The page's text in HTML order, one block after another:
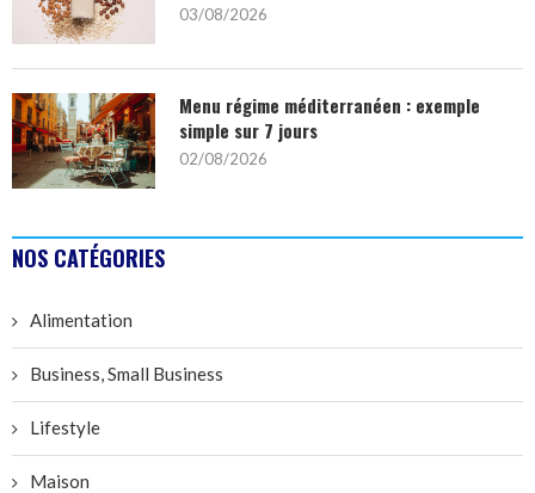
03/08/2026
Menu régime méditerranéen : exemple
simple sur 7 jours
02/08/2026
NOS CATÉGORIES
Alimentation
Business, Small Business
Lifestyle
Maison